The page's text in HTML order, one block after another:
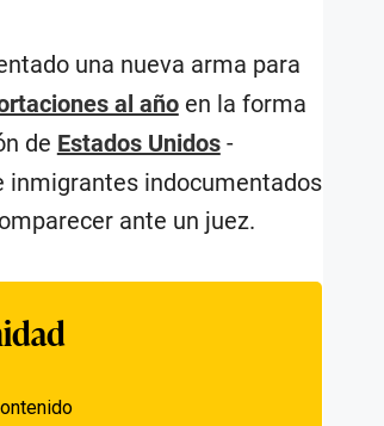
una nueva arma para
al añoen la forma
de Estados Unidos-
inmigrantes indocumentados
ante un juez.